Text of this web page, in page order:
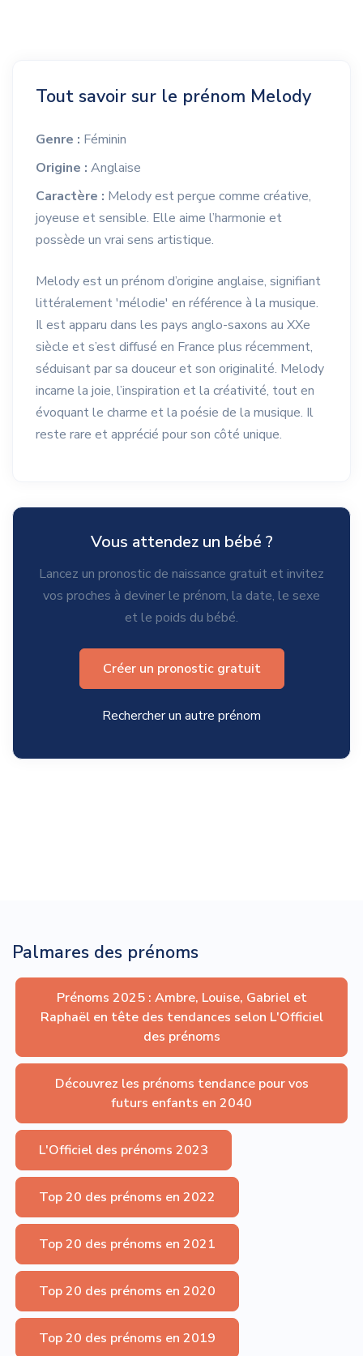
Tout savoir sur le prénom Melody
Genre : Féminin
Origine : Anglaise
Caractère : Melody est perçue comme créative,
joyeuse et sensible. Elle aime l’harmonie et
possède un vrai sens artistique.
Melody est un prénom d’origine anglaise, signifiant
littéralement 'mélodie' en référence à la musique.
Il est apparu dans les pays anglo-saxons au XXe
siècle et s’est diffusé en France plus récemment,
séduisant par sa douceur et son originalité. Melody
incarne la joie, l’inspiration et la créativité, tout en
évoquant le charme et la poésie de la musique. Il
reste rare et apprécié pour son côté unique.
Vous attendez un bébé ?
Lancez un pronostic de naissance gratuit et invitez
vos proches à deviner le prénom, la date, le sexe
et le poids du bébé.
Créer un pronostic gratuit
Rechercher un autre prénom
Palmares des prénoms
Prénoms 2025 : Ambre, Louise, Gabriel et
Raphaël en tête des tendances selon L'Officiel
des prénoms
Découvrez les prénoms tendance pour vos
futurs enfants en 2040
L'Officiel des prénoms 2023
Top 20 des prénoms en 2022
Top 20 des prénoms en 2021
Top 20 des prénoms en 2020
Top 20 des prénoms en 2019